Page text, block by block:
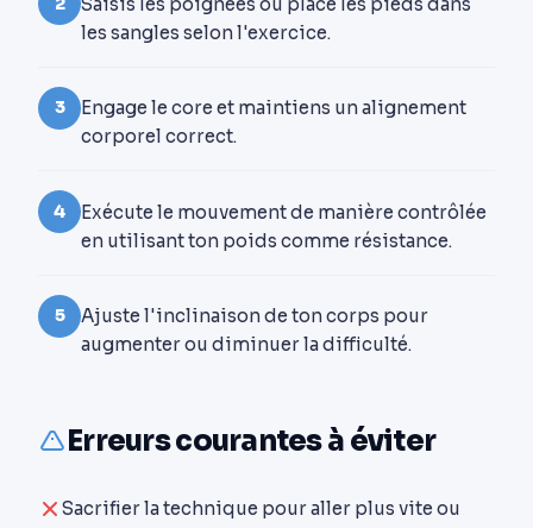
les sangles selon l'exercice.
3
Engage le core et maintiens un alignement
corporel correct.
4
Exécute le mouvement de manière contrôlée
en utilisant ton poids comme résistance.
5
Ajuste l'inclinaison de ton corps pour
augmenter ou diminuer la difficulté.
Erreurs courantes à éviter
Sacrifier la technique pour aller plus vite ou